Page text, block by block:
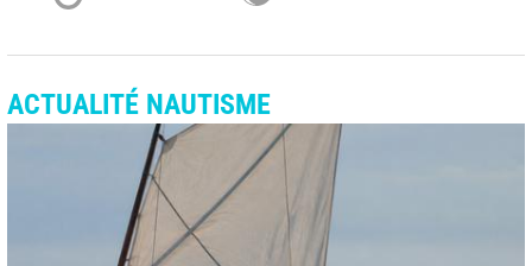
ACTUALITÉ NAUTISME